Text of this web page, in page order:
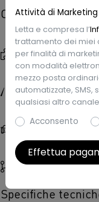
Caratteristiche
Tipo di veicolo
Usata
Chilometri
93.000 km
Carrozzeria
Riferimento
Specifiche
Attività di Marketing
Letta e compresa l’
trattamento dei miei
per finalità di
con modalità
mezzo posta
automatizzate,
qualsiasi altro
Acconsento
Effettua